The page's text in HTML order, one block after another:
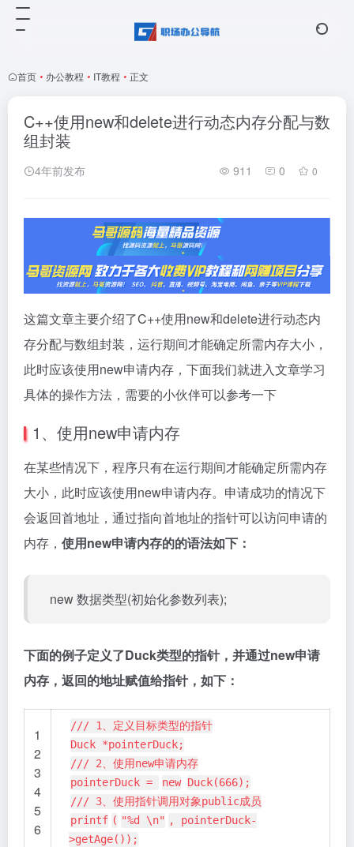
首页 • 办公教程 • IT教程 • 正文
C++使用new和delete进行动态内存分配与数
组封装
4年前发布 911 0 0
这篇文章主要介绍了C++使用new和delete进行动态内
存分配与数组封装，运行期间才能确定所需内存大小，
此时应该使用new申请内存，下面我们就进入文章学习
具体的操作方法，需要的小伙伴可以参考一下
1、使用new申请内存
在某些情况下，程序只有在运行期间才能确定所需内存
大小，此时应该使用new申请内存。申请成功的情况下
会返回首地址，通过指向首地址的指针可以访问申请的
内存， 使用new申请内存的的语法如下：
new 数据类型(初始化参数列表);
下面的例子定义了Duck类型的指针，并通过new申请
内存，返回的地址赋值给指针，如下：
1
2
3
4
5
6
/// 1、定义目标类型的指针
Duck *pointerDuck;
/// 2、使用new申请内存
pointerDuck =
new
Duck(666);
/// 3、使用指针调用对象public成员
printf ( "%d \n" , pointerDuck-
>getAge());